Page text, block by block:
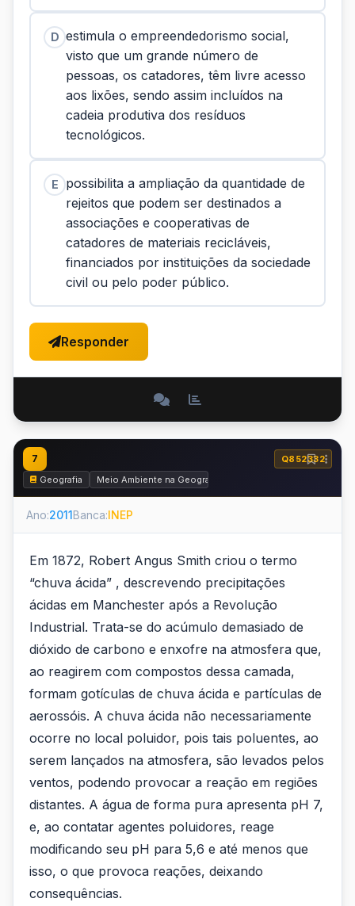
D estimula o empreendedorismo social,
visto que um grande número de
pessoas, os catadores, têm livre acesso
aos lixões, sendo assim incluídos na
cadeia produtiva dos resíduos
tecnológicos.
E
possibilita a ampliação da quantidade de
rejeitos que podem ser destinados a
associações e cooperativas de
catadores de materiais recicláveis,
financiados por instituições da sociedade
civil ou pelo poder público.
Responder
7
Q852332
Geografia
Meio Ambiente na Geografia
Ano:2011Banca:INEP
Em 1872, Robert Angus Smith criou o termo
“chuva ácida” , descrevendo precipitações
ácidas em Manchester após a Revolução
Industrial. Trata-se do acúmulo demasiado de
dióxido de carbono e enxofre na atmosfera que,
ao reagirem com compostos dessa camada,
formam gotículas de chuva ácida e partículas de
aerossóis. A chuva ácida não necessariamente
ocorre no local poluidor, pois tais poluentes, ao
serem lançados na atmosfera, são levados pelos
ventos, podendo provocar a reação em regiões
distantes. A água de forma pura apresenta pH 7,
e, ao contatar agentes poluidores, reage
modificando seu pH para 5,6 e até menos que
isso, o que provoca reações, deixando
consequências.